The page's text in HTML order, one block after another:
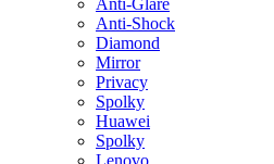
Anti-Glare
Anti-Shock
Diamond
Mirror
Privacy
Spolky
Huawei
Spolky